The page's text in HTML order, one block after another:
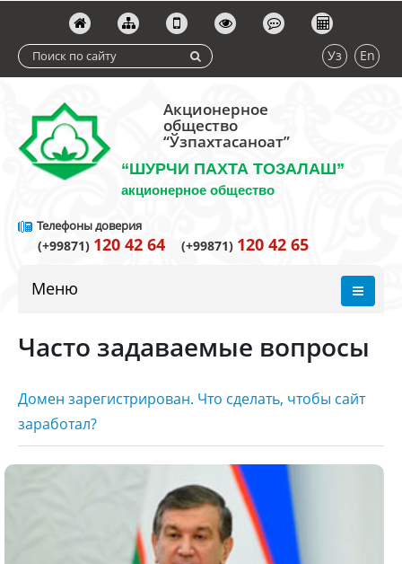
Уз En
Акционерное
общество
“Ўзпахтасаноат”
“ШУРЧИ ПАХТА ТОЗАЛАШ”
акционерное общество
Телефоны доверия
(+99871) 120 42 64 (+99871) 120 42 65
Меню
Часто задаваемые вопросы
Домен зарегистрирован. Что сделать, чтобы сайт
заработал?